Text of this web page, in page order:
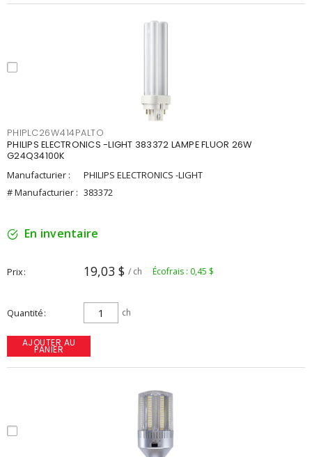
PHIPLC26W414PALTO
PHILIPS ELECTRONICS -LIGHT 383372 LAMPE FLUOR 26W
G24Q34100K
Manufacturier :
PHILIPS ELECTRONICS -LIGHT
# Manufacturier : 383372
En inventaire
Prix 19,03 $ / ch Écofrais : 0,45 $
Quantité ch
AJOUTER AU
PANIER